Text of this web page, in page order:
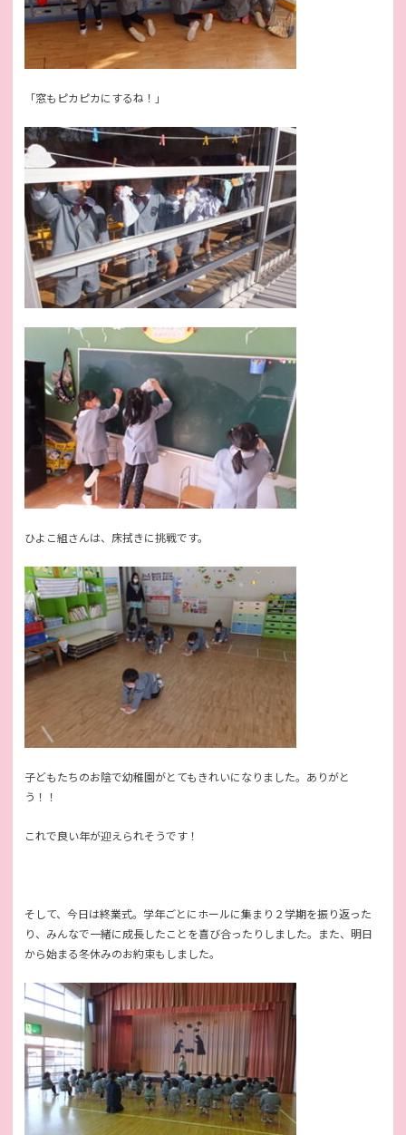
「窓もピカピカにするね！」
ひよこ組さんは、床拭きに挑戦です。
子どもたちのお陰で幼稚園がとてもきれいになりました。ありがと
う！！
これで良い年が迎えられそうです！
そして、今日は終業式。学年ごとにホールに集まり２学期を振り返った
り、みんなで一緒に成長したことを喜び合ったりしました。また、明日
から始まる冬休みのお約束もしました。